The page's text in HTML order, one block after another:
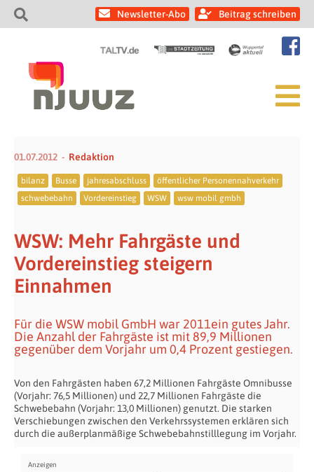
Newsletter-Abo Beitrag schreiben
01.07.2012 Redaktion
bilanz Busse jahresabschluss
öffentlicher Personennahverkehr
schwebebahn
Vordereinstieg WSW wsw mobil gmbh
WSW: Mehr Fahrgäste und
Vordereinstieg steigern
Einnahmen
Für die WSW mobil GmbH war 2011ein gutes Jahr.
Die Anzahl der Fahrgäste ist mit 89,9 Millionen
gegenüber dem Vorjahr um 0,4 Prozent gestiegen.
Von den Fahrgästen haben 67,2 Millionen Fahrgäste Omnibusse
(Vorjahr: 76,5 Millionen) und 22,7 Millionen Fahrgäste die
Schwebebahn (Vorjahr: 13,0 Millionen) genutzt. Die starken
Verschiebungen zwischen den Verkehrssystemen erklären sich
durch die außerplanmäßige Schwebebahnstilllegung im Vorjahr.